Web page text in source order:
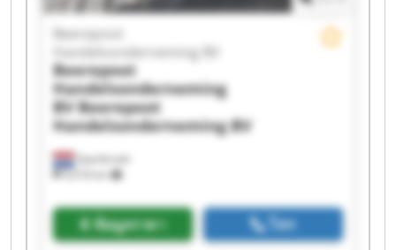
Handelsonderneming BV Beerepoot
Handelsonderneming BV Beerepoot
Handelsonderneming BV
Spanbroek
9,018 km
Beerepoot
Handelsonderneming BV
Beerepoot
Handelsonderneming
BV Beerepoot
Handelsonderneming BV
ข้อมูลราคา โทร